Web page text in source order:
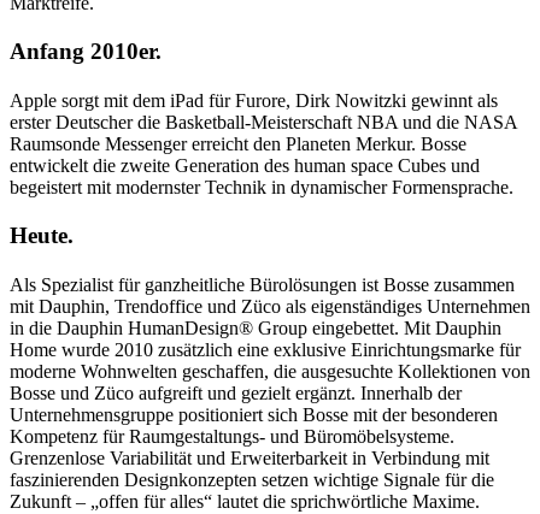
Anfang 2010er.
Apple sorgt mit dem iPad für Furore, Dirk Nowitzki gewinnt als
erster Deutscher die Basketball-Meisterschaft NBA und die NASA
Raumsonde Messenger erreicht den Planeten Merkur. Bosse
entwickelt die zweite Generation des human space Cubes und
begeistert mit modernster Technik in dynamischer Formensprache.
Heute.
Als Spezialist für ganzheitliche Bürolösungen ist Bosse zusammen
mit Dauphin, Trendoffice und Züco als eigenständiges Unternehmen
in die Dauphin HumanDesign® Group eingebettet. Mit Dauphin
Home wurde 2010 zusätzlich eine exklusive Einrichtungsmarke für
moderne Wohnwelten geschaffen, die ausgesuchte Kollektionen von
Bosse und Züco aufgreift und gezielt ergänzt. Innerhalb der
Unternehmensgruppe positioniert sich Bosse mit der besonderen
Kompetenz für Raumgestaltungs- und Büromöbelsysteme.
Grenzenlose Variabilität und Erweiterbarkeit in Verbindung mit
faszinierenden Designkonzepten setzen wichtige Signale für die
Zukunft – „offen für alles“ lautet die sprichwörtliche Maxime.